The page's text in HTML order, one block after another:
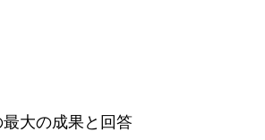
大の成果と回答